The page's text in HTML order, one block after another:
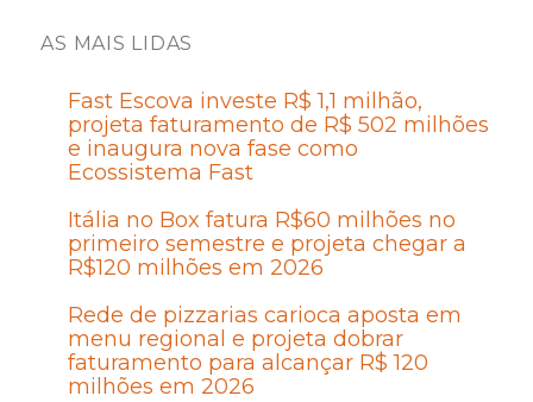
AS MAIS LIDAS
Fast Escova investe R$ 1,1 milhão,
projeta faturamento de R$ 502 milhões
e inaugura nova fase como
Ecossistema Fast
Itália no Box fatura R$60 milhões no
primeiro semestre e projeta chegar a
R$120 milhões em 2026
Rede de pizzarias carioca aposta em
menu regional e projeta dobrar
faturamento para alcançar R$ 120
milhões em 2026